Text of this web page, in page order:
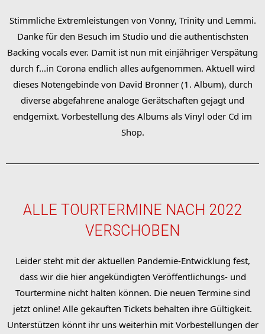
Stimmliche Extremleistungen von Vonny, Trinity und Lemmi.
Danke für den Besuch im Studio und die authentischsten
Backing vocals ever. Damit ist nun mit einjähriger Verspätung
durch f...in Corona endlich alles aufgenommen. Aktuell wird
dieses Notengebinde von David Bronner (1. Album), durch
diverse abgefahrene analoge Gerätschaften gejagt und
endgemixt. Vorbestellung des Albums als Vinyl oder Cd im
Shop.
ALLE TOURTERMINE NACH 2022
VERSCHOBEN
Leider steht mit der aktuellen Pandemie-Entwicklung fest,
dass wir die hier angekündigten Veröffentlichungs- und
Tourtermine nicht halten können. Die neuen Termine sind
jetzt online! Alle gekauften Tickets behalten ihre Gültigkeit.
Unterstützen könnt ihr uns weiterhin mit Vorbestellungen der